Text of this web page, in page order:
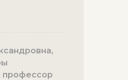
профессор